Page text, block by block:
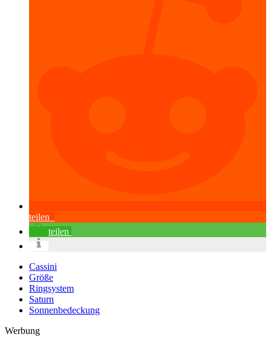
teilen
teilen
Cassini
Größe
Ringsystem
Saturn
Sonnenbedeckung
Werbung